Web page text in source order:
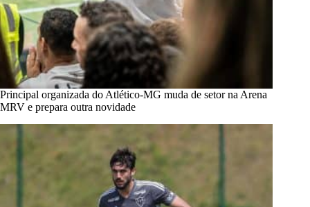
Principal organizada do Atlético-MG muda de setor na Arena
MRV e prepara outra novidade